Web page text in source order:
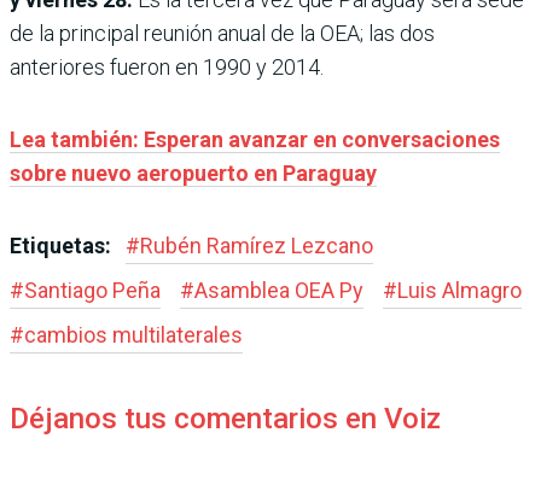
de la principal reunión anual de la OEA; las dos
anteriores fueron en 1990 y 2014.
Lea también: Esperan avanzar en conversaciones
sobre nuevo aeropuerto en Paraguay
Etiquetas: #Rubén Ramírez Lezcano
#Santiago Peña #Asamblea OEA Py #Luis Almagro
#cambios multilaterales
Déjanos tus comentarios en Voiz